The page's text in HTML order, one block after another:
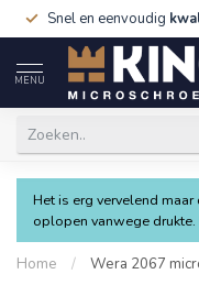
Snel en eenvoudig
MENU
Het is erg vervelend
oplopen vanwege
Home / Wera 2067